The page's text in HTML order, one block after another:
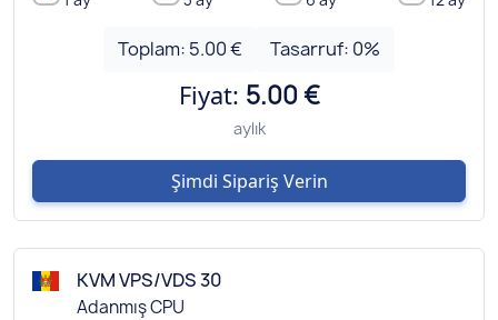
Toplam: 5.00 € Tasarruf: 0%
Fiyat: 5.00 €
aylık
Şimdi Sipariş Verin
KVM VPS/VDS 30
Adanmış CPU